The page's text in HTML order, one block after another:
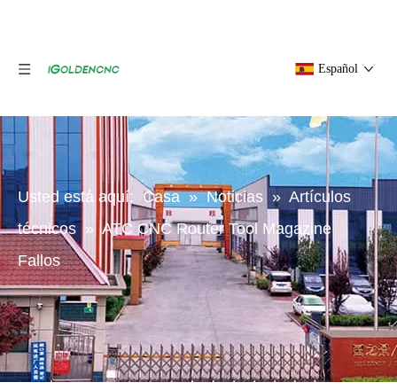
Español
Usted está aquí: Casa » Noticias » Artículos
técnicos » ATC CNC Router Tool Magazine
Fallos